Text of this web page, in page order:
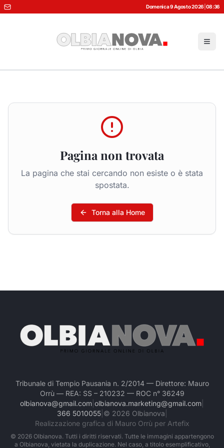
Domenica 9 Agosto 2026 08:36
Pagina non trovata
La pagina che stai cercando non esiste o è stata
spostata.
Torna alla Home
Tribunale di Tempio Pausania n. 2/2014 — Direttore: Mauro
Orrù — REA: SS – 210232 — ROC n° 36249
olbianova@gmail.com olbianova.marketing@gmail.com
366 5010055| © 2026 Olbianova
Realizzazione grafica di Mauro Orrù per Artefix
© 2026Olbianova. Tutti i diritti riservati. Tutte le immagini appartengono
a Olbianova, vietata la duplicazione. Nel caso, a titolo esemplificativo,